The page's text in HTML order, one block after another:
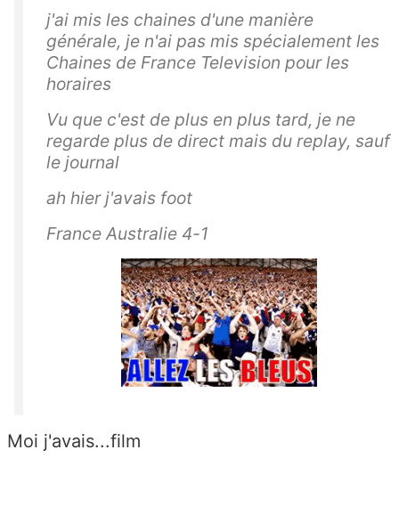
j'ai mis les chaines d'une manière
générale, je n'ai pas mis spécialement les
Chaines de France Television pour les
horaires
Vu que c'est de plus en plus tard, je ne
regarde plus de direct mais du replay, sauf
le journal
ah hier j'avais foot
France Australie 4-1
Moi j'avais...film